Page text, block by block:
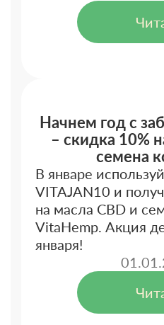
Начнем год с
– скидка 10%
семена
В январе
VITAJAN10 и
на масла CBD и
VitaHemp. Акция
января!